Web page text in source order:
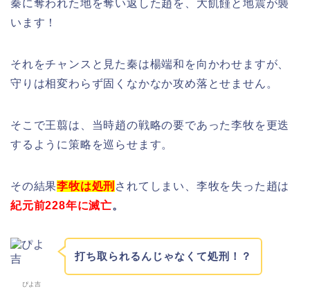
秦に奪われた地を奪い返した趙を、大飢饉と地震が襲
います！
それをチャンスと見た秦は楊端和を向かわせますが、
守りは相変わらず固くなかなか攻め落とせません。
そこで王翦は、当時趙の戦略の要であった李牧を更迭
するように策略を巡らせます。
その結果李牧は処刑 されてしまい、李牧を失った趙は
紀元前228年に滅亡。
ぴよ吉
打ち取られるんじゃなくて処刑！？